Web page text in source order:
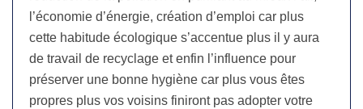
l’économie d’énergie, création d’emploi car plus
cette habitude écologique s’accentue plus il y aura
de travail de recyclage et enfin l’influence pour
préserver une bonne hygiène car plus vous êtes
propres plus vos voisins finiront pas adopter votre